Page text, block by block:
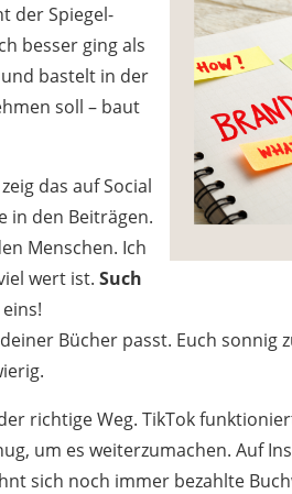
der Spiegel-
besser ging als
bastelt in der
soll – baut
das auf Social
in den Beiträgen.
Menschen. Ich
wert ist.Such
Bücher passt. Euch sonnig
richtige Weg. TikTok
um es weiterzumachen. Auf
sich noch immer bezahlte